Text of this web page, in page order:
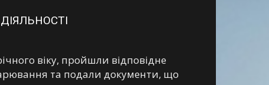
віку, пройшли відповідне
та подали документи, що